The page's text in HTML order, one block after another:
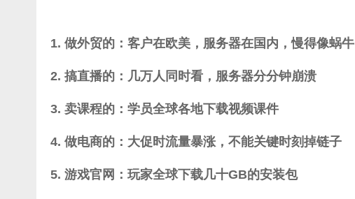
1. 做外贸的：客户在欧美，服务器在国内，慢得像蜗牛
2. 搞直播的：几万人同时看，服务器分分钟崩溃
3. 卖课程的：学员全球各地下载视频课件
4. 做电商的：大促时流量暴涨，不能关键时刻掉链子
5. 游戏官网：玩家全球下载几十GB的安装包